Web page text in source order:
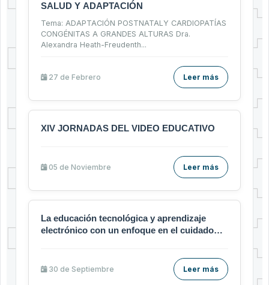
SALUD Y ADAPTACIÓN
Tema: ADAPTACIÓN POSTNATALY CARDIOPATÍAS
CONGÉNITAS A GRANDES ALTURAS Dra.
Alexandra Heath-Freudenth...
27 de Febrero Leer más
XIV JORNADAS DEL VIDEO EDUCATIVO
05 de Noviembre Leer más
La educación tecnológica y aprendizaje
electrónico con un enfoque en el cuidado
30 de Septiembre Leer más